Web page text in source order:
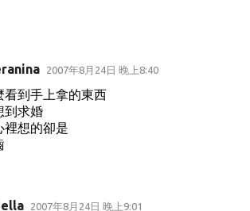
2007年8月24日 晚上8:40
看到手上拿的東西
到求婚
裡想的卻是
2007年8月24日 晚上9:01